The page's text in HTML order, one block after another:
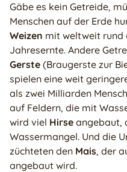
Gäbe es kein Getreide,
Menschen auf der Erde
Weizen mit weltweit rund
Jahresernte. Andere
Gerste (Braugerste zur
spielen eine weit
als zwei Milliarden
auf Feldern, die mit
wird viel Hirse angebaut,
Wassermangel. Und die
züchteten den Mais, der
angebaut wird.